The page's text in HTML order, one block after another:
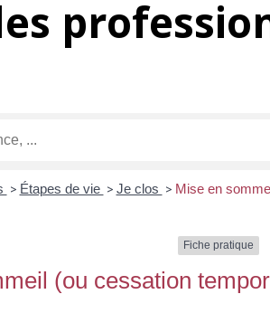
> Étapes de vie > Je clos > Mise en
Fiche pratique
(ou cessation